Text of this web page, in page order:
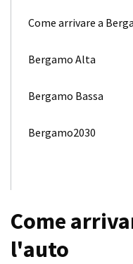
Come arrivare a
Bergamo Alta
Bergamo Bassa
Bergamo2030
Come
l'auto